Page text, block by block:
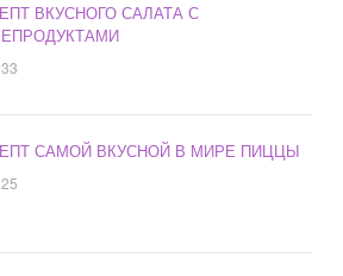
ВКУСНОГО САЛАТА С
САМОЙ ВКУСНОЙ В МИРЕ ПИЦЦЫ